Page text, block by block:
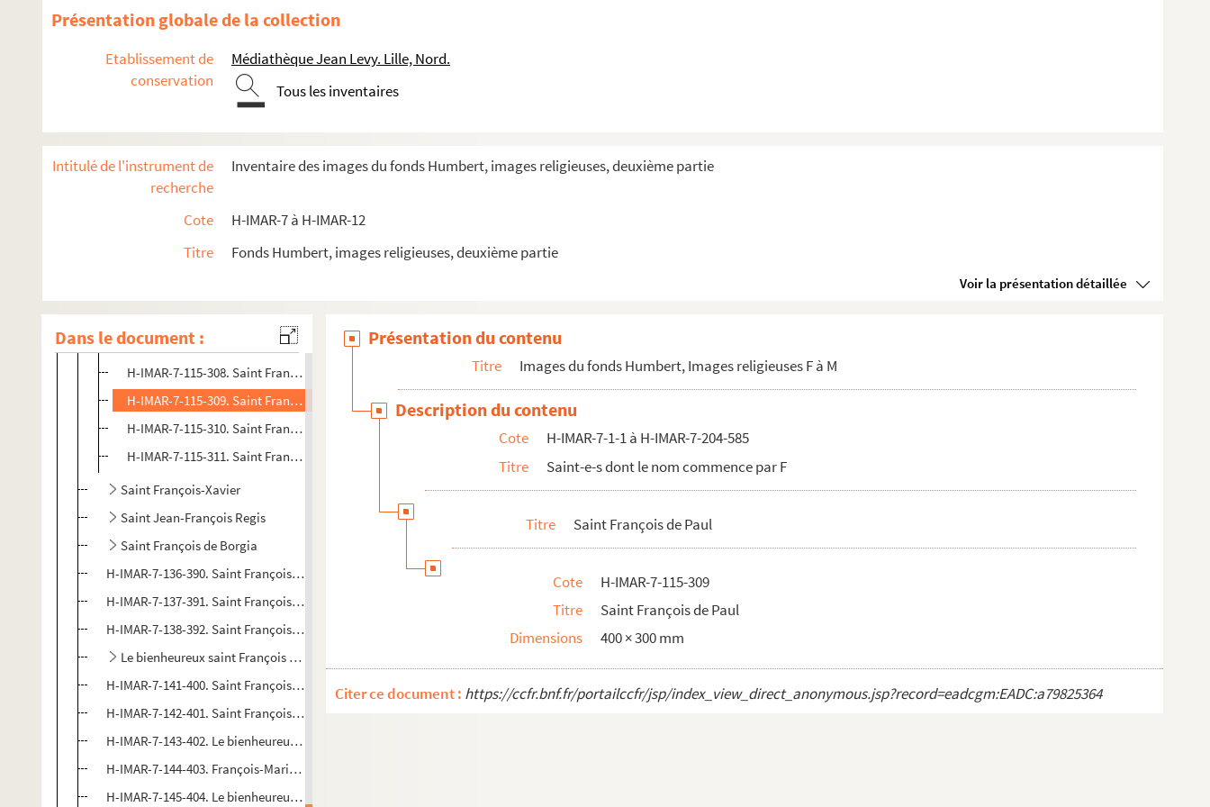
Présentation globale de la collection
Etablissement de
conservation
Médiathèque Jean Levy. Lille, Nord.
Tous les inventaires
Intitulé de l'instrument de
recherche
Inventaire des images du fonds Humbert, images religieuses, deuxième partie
Cote
H-IMAR-7 à H-IMAR-12
Titre
Fonds Humbert, images religieuses, deuxième partie
Voir la présentation détaillée
Dans le document :
H-IMAR-7-110-295. Saint François
H-IMAR-7-111-297. Saint François de Paul
H-IMAR-7-111-298. Saint François de Paul
H-IMAR-7-111-300. Saint François de Paul
H-IMAR-7-111-301. Saint François de Paul
H-IMAR-7-113-304. Saint François de Paul
H-IMAR-7-114-306. Saint François de Paul
H-IMAR-7-115-307. Saint François de Paul
H-IMAR-7-115-308. Saint François de Paul
H-IMAR-7-115-309. Saint François de Paul
H-IMAR-7-115-310. Saint François de Paul
H-IMAR-7-115-311. Saint François de Paul
Saint François-Xavier
Saint Jean-François Regis
Saint François de Borgia
H-IMAR-7-136-390. Saint François Caracciolo
H-IMAR-7-137-391. Saint François Caracciolo
H-IMAR-7-138-392. Saint François de Girolamo
Le bienheureux saint François Hieronymus
H-IMAR-7-141-400. Saint François Solano, franciscain, apôtre des péruviens
H-IMAR-7-142-401. Saint François Solano
H-IMAR-7-143-402. Le bienheureux François de Possedas
H-IMAR-7-144-403. François-Marie Castelli
H-IMAR-7-145-404. Le bienheureux François Marie-Paul Libermann
Présentation du contenu
Titre Images du fonds Humbert, Images religieuses F à M
Description du contenu
Cote
H-IMAR-7-1-1 à H-IMAR-7-204-585
Titre
Saint-e-s dont le nom commence par F
Titre Saint François de Paul
Cote
H-IMAR-7-115-309
Titre
Saint François de Paul
Dimensions
400 × 300 mm
Citer ce document : https://ccfr.bnf.fr/portailccfr/jsp/index_view_direct_anonymous.jsp?record=eadcgm:EADC:a79825364